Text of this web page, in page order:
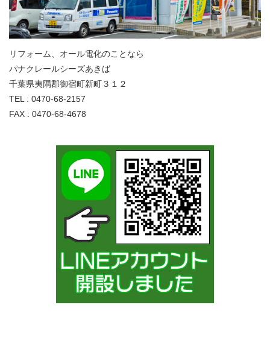
リフォーム、オール電化のことなら
パナクレールシーズあきば
千葉県夷隅郡御宿町新町３１２
TEL : 0470-68-2157
FAX : 0470-68-4678